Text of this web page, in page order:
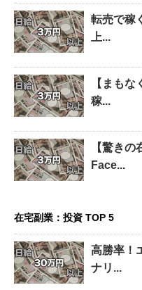
転売で稼
上...
【まも
稼...
【驚き
Face...
在宅副業：投資 TOP 5
高勝率！
ナリ...